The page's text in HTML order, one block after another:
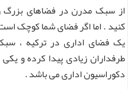
از سبک مدرن در فضاهای بزرگ
کنید . اما اگر فضای شما کوچک
یک فضای اداری در ترکیه ،
طرفداران زیادی پیدا کرده و
دکوراسیون اداری می باشد .